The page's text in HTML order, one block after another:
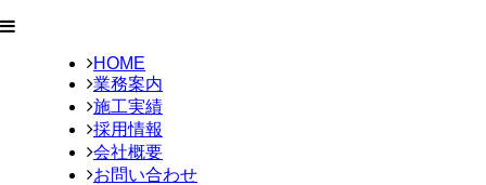
HOME
業務案内
施工実績
採用情報
会社概要
お問い合わせ